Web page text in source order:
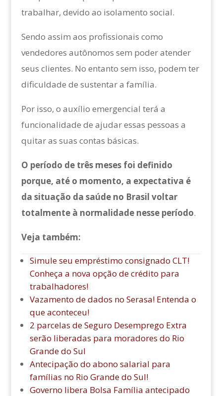
trabalhar, devido ao isolamento social.
Sendo assim aos profissionais como
vendedores autônomos sem poder atender
seus clientes. No entanto sem isso, podem ter
dificuldade de sustentar a família.
Por isso, o auxílio emergencial terá a
funcionalidade de ajudar essas pessoas a
quitar as suas contas básicas.
O período de três meses foi definido
porque, até o momento, a expectativa é
da situação da saúde no Brasil voltar
totalmente à normalidade nesse período.
Veja também:
Simule seu empréstimo consignado CLT!
Conheça a nova opção de crédito para
trabalhadores!
Vazamento de dados no Serasa! Entenda o
que aconteceu!
2 parcelas de Seguro Desemprego Extra
serão liberadas para moradores do Rio
Grande do Sul
Antecipação do abono salarial para
famílias no Rio Grande do Sul!
Governo libera Bolsa Família antecipado